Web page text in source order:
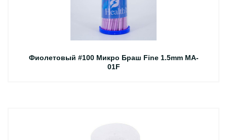
Фиолетовый #100 Микро Браш Fine 1.5mm MA-
01F